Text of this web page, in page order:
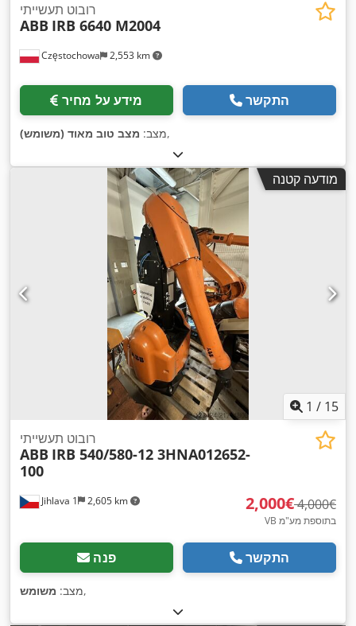
Częstochowa 2,553 km
רובוט תעשייתי
ABB IRB 6640 M2004
מידע על מחיר התקשר
מצב: מצב טוב מאוד (משומש) ,
מודעה קטנה
1 / 15
Jihlava 1 2,605 km
רובוט תעשייתי
ABB IRB 540/580-12 3HNA012652-
100
‏2,000 ‏€ ‏4,000 ‏€
VB בתוספת מע"מ
פנה התקשר
מצב: משומש ,